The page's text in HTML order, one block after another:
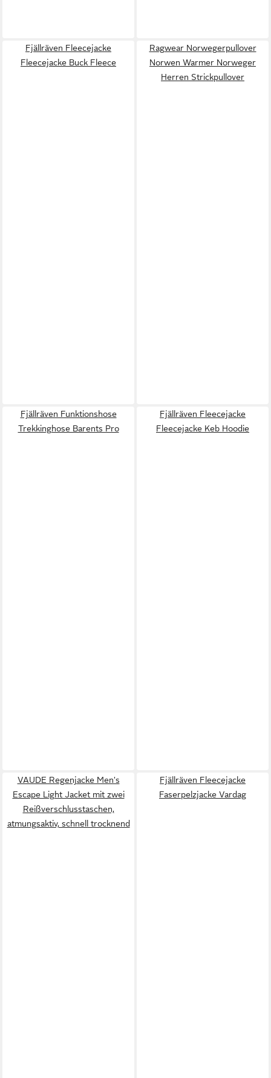
Fjällräven Fleecejacke
Fleecejacke Buck Fleece
Ragwear Norwegerpullover
Norwen Warmer Norweger
Herren Strickpullover
Fjällräven Funktionshose
Trekkinghose Barents Pro
Fjällräven Fleecejacke
Fleecejacke Keb Hoodie
VAUDE Regenjacke Men's
Escape Light Jacket mit zwei
Reißverschlusstaschen,
atmungsaktiv, schnell trocknend
Fjällräven Fleecejacke
Faserpelzjacke Vardag